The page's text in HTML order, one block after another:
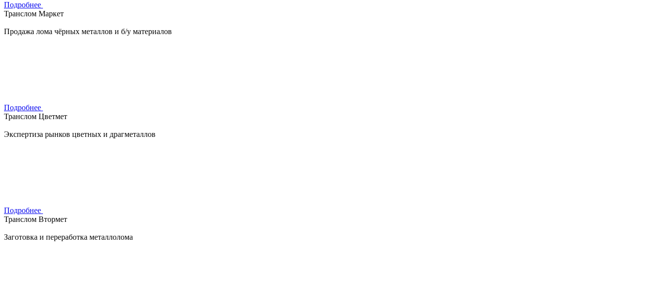
Подробнее
Транслом Маркет
Продажа лома чёрных металлов и б/у материалов
Подробнее
Транслом Цветмет
Экспертиза рынков цветных и драгметаллов
Подробнее
Транслом Втормет
Заготовка и переработка металлолома